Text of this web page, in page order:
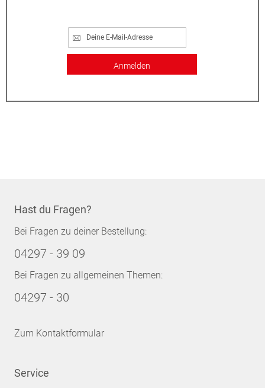
Anmelden
Hast du Fragen?
Bei Fragen zu deiner Bestellung:
04297 - 39 09
Bei Fragen zu allgemeinen Themen:
04297 - 30
Zum Kontaktformular
Service